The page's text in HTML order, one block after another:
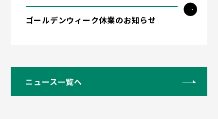
ゴールデンウィーク休業のお知らせ
ニュース一覧へ